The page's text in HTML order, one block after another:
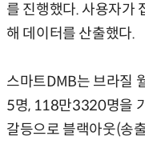
를 진행했다. 사용자가
해 데이터를 산출했다.
스마트DMB는 브라질
5명, 118만3320명을
갈등으로 블랙아웃(송